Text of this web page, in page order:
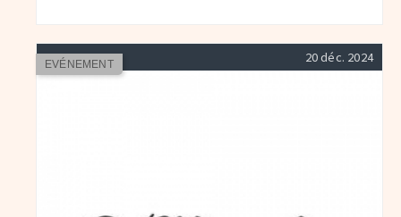
EVÉNEMENT 20 déc. 2024